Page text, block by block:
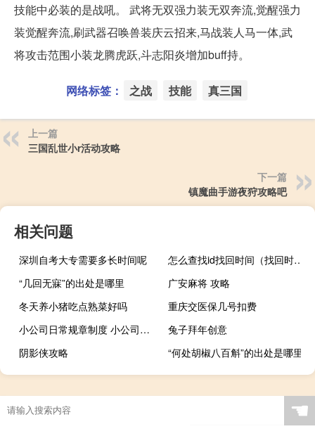
技能中必装的是战吼。 武将无双强力装无双奔流,觉醒强力
装觉醒奔流,刷武器召唤兽装庆云招来,马战装人马一体,武
将攻击范围小装龙腾虎跃,斗志阳炎增加buff持。
网络标签： 之战 技能 真三国
上一篇
三国乱世小r活动攻略
下一篇
镇魔曲手游夜狩攻略吧
相关问题
深圳自考大专需要多长时间呢
怎么查找id找回时间（找回时间）
“几回无寐”的出处是哪里
广安麻将 攻略
冬天养小猪吃点熟菜好吗
重庆交医保几号扣费
小公司日常规章制度 小公司的规章制度
兔子拜年创意
阴影侠攻略
“何处胡椒八百斛”的出处是哪里
☚